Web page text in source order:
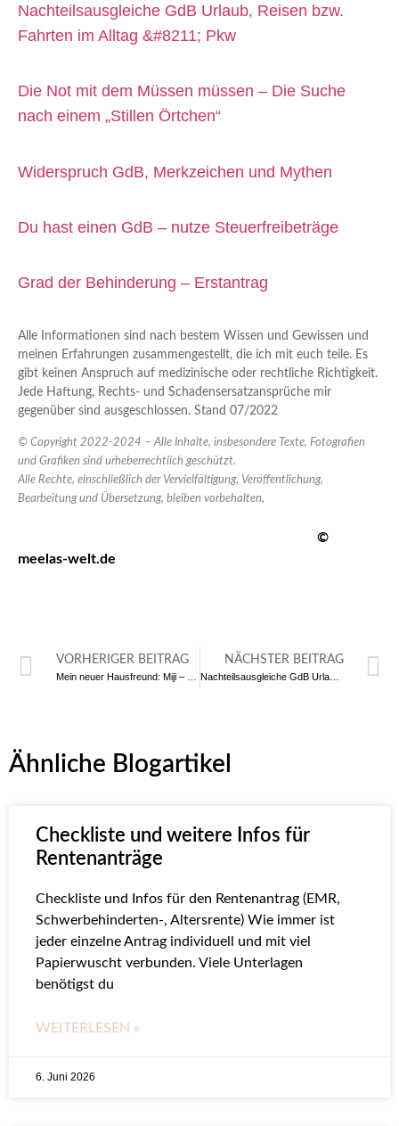
Nachteilsausgleiche GdB Urlaub, Reisen bzw.
Fahrten im Alltag &#8211; Pkw
Die Not mit dem Müssen müssen – Die Suche
nach einem „Stillen Örtchen“
Widerspruch GdB, Merkzeichen und Mythen
Du hast einen GdB – nutze Steuerfreibeträge
Grad der Behinderung – Erstantrag
Alle Informationen sind nach bestem Wissen und Gewissen und
meinen Erfahrungen zusammengestellt, die ich mit euch teile. Es
gibt keinen Anspruch auf medizinische oder rechtliche Richtigkeit.
Jede Haftung, Rechts- und Schadensersatzansprüche mir
gegenüber sind ausgeschlossen. Stand 07/2022
© Copyright 2022-2024 – Alle Inhalte, insbesondere Texte, Fotografien
und Grafiken sind urheberrechtlich geschützt.
Alle Rechte, einschließlich der Vervielfältigung, Veröffentlichung,
Bearbeitung und Übersetzung, bleiben vorbehalten,
©
meelas-welt.de
VORHERIGER BEITRAG
Mein neuer Hausfreund: Miji – Essenzubereitung einfach gemacht
NÄCHSTER BEITRAG
Nachteilsausgleiche GdB Urlaub, Reisen bzw. Fahrten im Alltag – Pkw
Ähnliche Blogartikel
Checkliste und weitere Infos für
Rentenanträge
Checkliste und Infos für den Rentenantrag (EMR,
Schwerbehinderten-, Altersrente) Wie immer ist
jeder einzelne Antrag individuell und mit viel
Papierwuscht verbunden. Viele Unterlagen
benötigst du
WEITERLESEN »
6. Juni 2026